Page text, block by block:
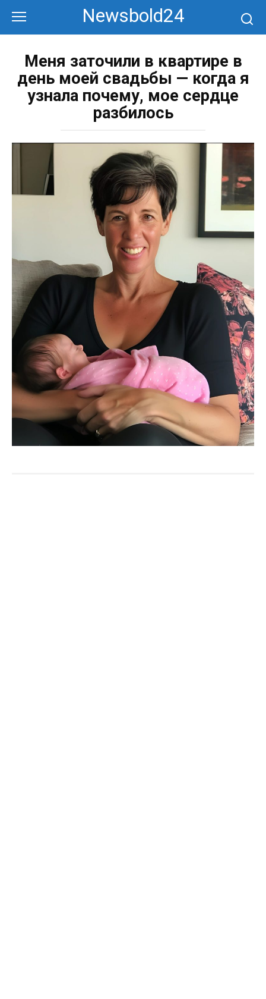
контенту
Newsbold24
Меня заточили в квартире в
день моей свадьбы — когда я
узнала почему, мое сердце
разбилось